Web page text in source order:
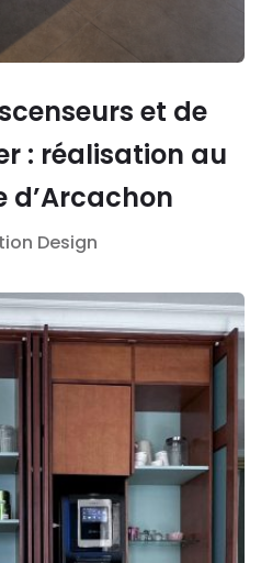
et de
: réalisation au
d’Arcachon
Design